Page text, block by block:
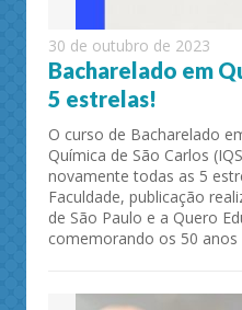
30 de outubro de 2023
Bacharelado em
5 estrelas!
O curso de Bacharelado
Química de São Carlos
novamente todas as 5
Faculdade, publicação
de São Paulo e a Quero
comemorando os 50 anos